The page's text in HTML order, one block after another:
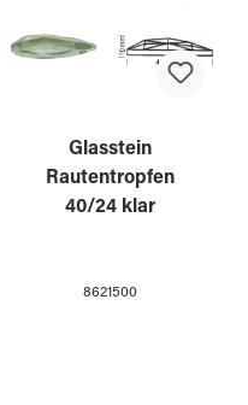
Glasstein
Rautentropfen
40/24 klar
8621500